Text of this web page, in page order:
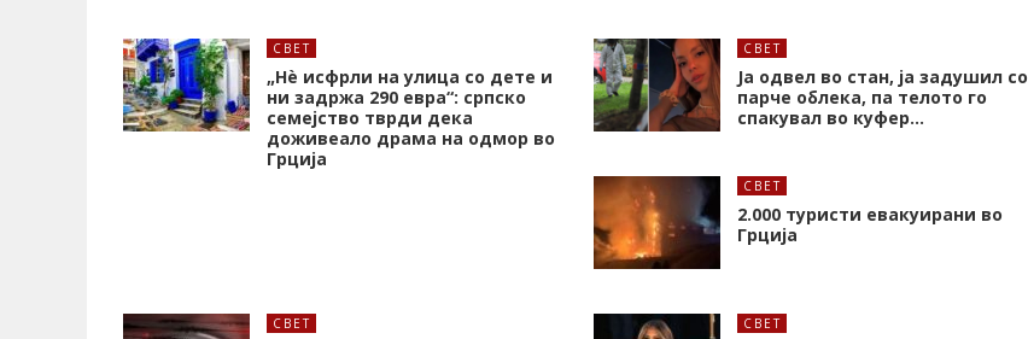
СВЕТ
„Нѐ исфрли на улица со дете и
ни задржа 290 евра“: српско
семејство тврди дека
доживеало драма на одмор во
Грција
СВЕТ
Ја одвел во стан, ја задушил со
парче облека, па телото го
спакувал во куфер…
СВЕТ
2.000 туристи евакуирани во
Грција
СВЕТ СВЕТ